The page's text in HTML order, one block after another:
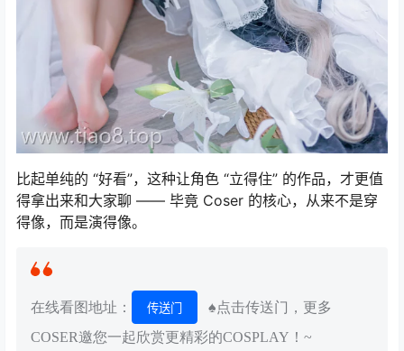
比起单纯的 “好看”，这种让角色 “立得住” 的作品，才更值
得拿出来和大家聊 —— 毕竟 Coser 的核心，从来不是穿
得像，而是演得像。
在线看图地址： 传送门
♠点击传送门，更多
COSER邀您一起欣赏更精彩的COSPLAY！~